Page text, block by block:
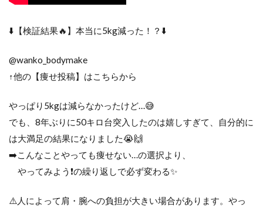
⬇️【検証結果🔥】本当に5kg減った！？⬇️
@wanko_bodymake
↑他の【痩せ投稿】はこちらから
やっぱり5kgは減らなかったけど…😅
でも、8年ぶりに50キロ台突入したのは嬉しすぎて、自分的に
は大満足の結果になりました😭🙌
➡️こんなことやっても痩せない…の選択より、
やってみよう❗️の繰り返しで必ず変わる✨
⚠️人によって肩・腕への負担が大きい場合があります。やっ